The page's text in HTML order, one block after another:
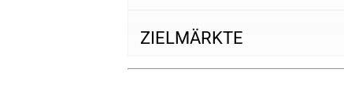
ZIELMÄRKTE